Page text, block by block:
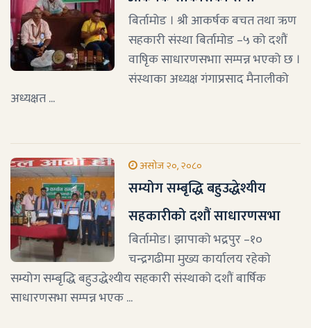
बिर्तामोड । श्री आकर्षक बचत तथा ऋण
सहकारी संस्था बिर्तामोड –५ को दशौं
वाषिृक साधारणसभाा सम्पन्न भएको छ ।
संस्थाका अध्यक्ष गंगाप्रसाद मैनालीको
अध्यक्षत ...
असोज २०, २०८०
सम्योग सम्बृद्धि बहुउद्धेश्यीय
सहकारीको दशौं साधारणसभा
बिर्तामोड। झापाको भद्रपुर –१०
चन्द्रगढीमा मुख्य कार्यालय रहेको
सम्योग सम्बृद्धि बहुउद्धेश्यीय सहकारी संस्थाको दशौं बार्षिक
साधारणसभा सम्पन्न भएक ...